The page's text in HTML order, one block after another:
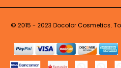
© 2015 - 2023 Docolor Cosmetics.